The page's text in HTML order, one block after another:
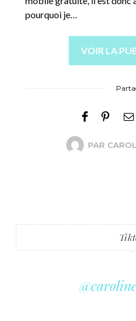
pourquoi je…
VOIR LA
PAR